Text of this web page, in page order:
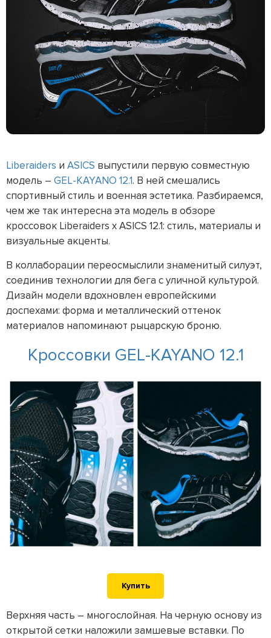
Liberaiders и ASICS выпустили первую совместную
модель – GEL-KAYANO 12.1. В ней смешались
спортивный стиль и военная эстетика. Разбираемся,
чем же так интересна эта модель в обзоре
кроссовок Liberaiders x ASICS 12.1: стиль, материалы и
визуальные акценты.
В коллаборации переосмыслили знаменитый силуэт,
соединив технологии для бега с уличной культурой.
Дизайн модели вдохновлен европейскими
доспехами: форма и металлический оттенок
материалов напоминают рыцарскую броню.
Кроссовки GEL-KAYANO 12.1
Купить
Верхняя часть – многослойная. На черную основу из
открытой сетки наложили замшевые вставки. По